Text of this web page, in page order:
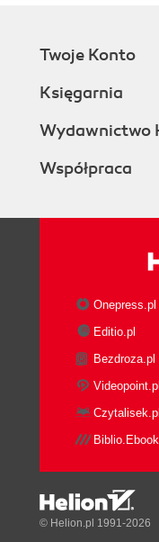
Twoje Konto
Księgarnia
Wydawnictwo
Współpraca
Onepress.pl
Editio.pl
Bezdroza.pl
Videopoint.pl
Czytalisek.pl
© Helion.pl 1991-2026